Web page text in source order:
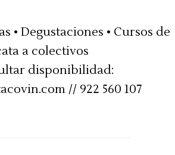
• Degustaciones • Cursos de
a colectivos
disponibilidad:
// 922 560 107